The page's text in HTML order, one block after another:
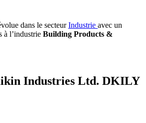
dans le secteurIndustrie avec un
à l’industrie Building Products &
Industries Ltd. DKILY